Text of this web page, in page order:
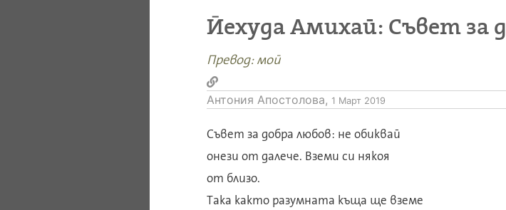
Йехуда Амихай: Съвет за
Превод: мой
Антония Апостолова, 1 Март 2019
Съвет за добра любов: не обиквай
онези от далече. Вземи си някоя
от близо.
Така както разумната къща ще вземе